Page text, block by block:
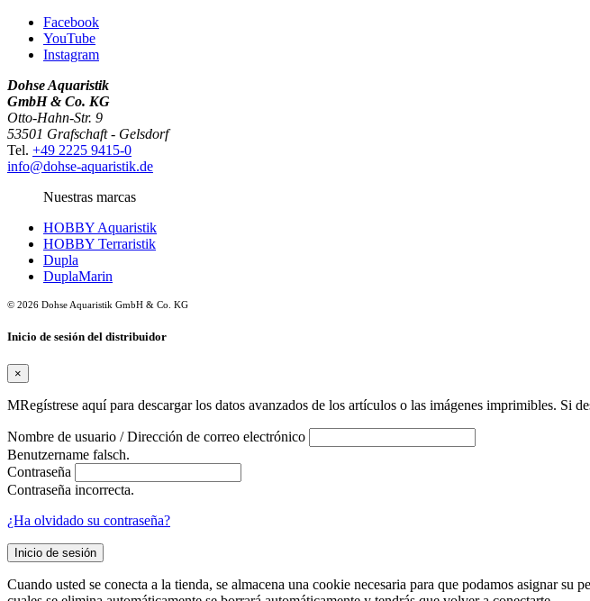
Facebook
YouTube
Instagram
Dohse Aquaristik
GmbH & Co. KG
Otto-Hahn-Str. 9
53501 Grafschaft - Gelsdorf
Tel. +49 2225 9415-0
info@dohse-aquaristik.de
Nuestras marcas
HOBBY Aquaristik
HOBBY Terraristik
Dupla
DuplaMarin
© 2026 Dohse Aquaristik GmbH & Co. KG
Inicio de sesión del distribuidor
×
MRegístrese aquí para descargar los datos avanzados de los artículos o las imágenes imprimibles. Si
Nombre de usuario / Dirección de correo electrónico
Benutzername falsch.
Contraseña
Contraseña incorrecta.
¿Ha olvidado su contraseña?
Inicio de sesión
Cuando usted se conecta a la tienda, se almacena una cookie necesaria para que podamos asignar